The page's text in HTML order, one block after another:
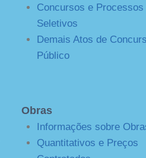
Concursos e Processos
Seletivos
Demais Atos de
Público
Obras
Informações sobre
Quantitativos e Preços